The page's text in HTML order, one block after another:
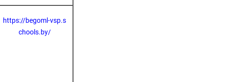
https://begoml-vsp.s
chools.by/